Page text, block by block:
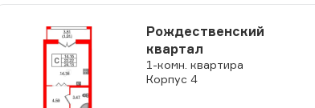
Рождественский
квартал
1-комн. квартира
Корпус 4
сети. Сервис позволит Вам
ЦМС будет контролировать ход
клиентов только проверенным и